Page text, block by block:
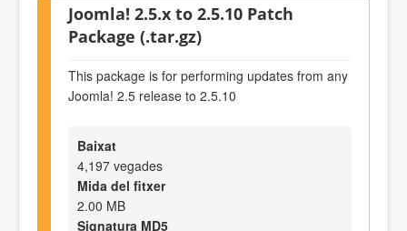
Joomla! 2.5.x to 2.5.10 Patch
Package (.tar.gz)
This package is for performing updates from any
Joomla! 2.5 release to 2.5.10
Baixat
4,197 vegades
Mida del fitxer
2.00 MB
Signatura MD5